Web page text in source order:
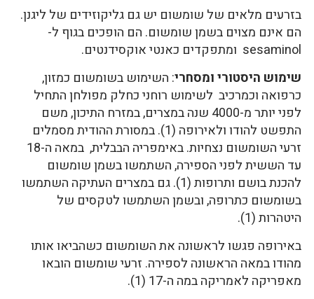
בזרעים מלאים של שומשום יש גם גליקוזידים של ליגנן.
הם אינם מצוים בשמן שומשום. הם הופכים בגוף ל-
sesaminol ומתפקדים כאנטי אוקסידנטים.
שימוש היסטורי ומסחרי: השימוש בשומשום כמזון,
כרפואה וכמרכיב לשימוש רוחני כחלק מפולחן התחיל
לפני יותר מ-4000 שנה במצרים, במזרח התיכון, משם
התפשט להודו ולאירופה (1). במסורת ההודית מסמלים
זרעי השומשום נצחיות. באימפריה הבבלית, במאה ה-18
עד הששית לפני הספירה, השתמשו בשמן שומשום
להכנת בושם ותרופות (1). גם במצרים העתיקה השתמשו
בשומשום כתרופה, ובשמן השתמשו לטקסים של
היטהרות (1).
באירופה פגשו לראשונה את השומשום כשהביאו אותו
מהודו במאה הראשונה לספירה. זרעי שומשום הובאו
מאפריקה לאמריקה במה ה-17 (1).